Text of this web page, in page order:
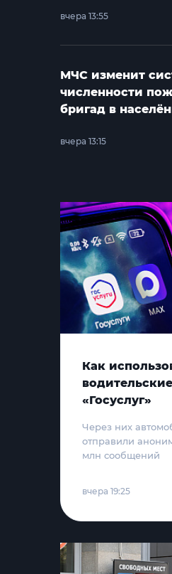
вчера 13:55
МЧС изменит
численности
бригад в
вчера 13:15
Как
«Госуслуг»
Через них
отправили
млн сообщений
вчера 19:25